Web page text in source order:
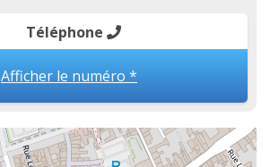
Téléphone
Afficher le numéro *